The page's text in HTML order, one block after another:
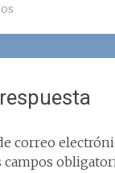
correo
campos